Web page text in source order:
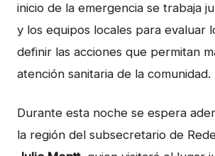
inicio de la emergencia se trabaja
y los equipos locales para evaluar
definir las acciones que permitan
atención sanitaria de la comunidad.
Durante esta noche se espera
la región del subsecretario de